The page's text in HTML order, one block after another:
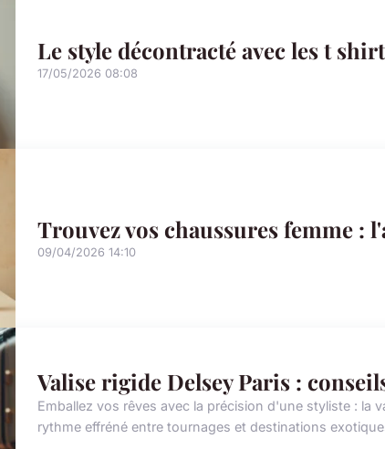
Le style décontracté avec les t
17/05/2026 08:08
Trouvez vos chaussures femme :
09/04/2026 14:10
Valise rigide Delsey Paris :
Emballez vos rêves avec la précision d'une styliste : la
rythme effréné entre tournages et destinations